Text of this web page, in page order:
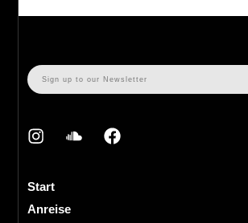
Start
Anreise